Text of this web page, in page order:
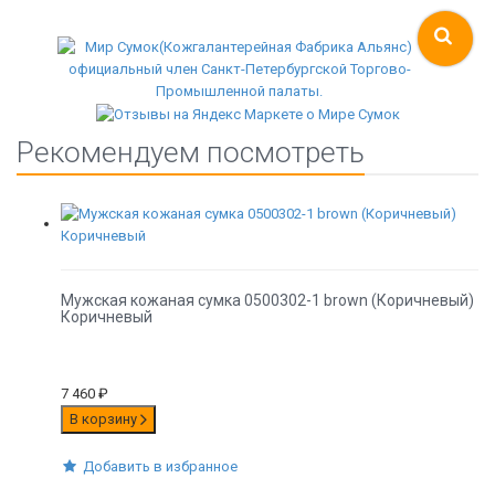
Рекомендуем посмотреть
Мужская кожаная сумка 0500302-1 brown (Коричневый)
Коричневый
7 460 ₽
В корзину
Добавить в избранное